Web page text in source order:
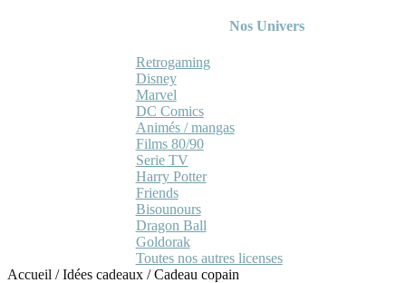
Nos Univers
Retrogaming
Disney
Marvel
DC Comics
Animés / mangas
Films 80/90
Serie TV
Harry Potter
Friends
Bisounours
Dragon Ball
Goldorak
Toutes nos autres licenses
Accueil /Idées cadeaux /Cadeau copain